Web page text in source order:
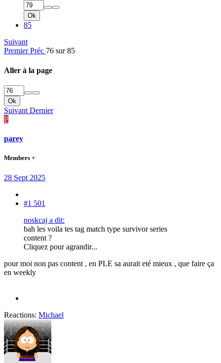
Ok
85
Suivant
Premier Préc 76 sur 85
Aller à la page
Ok
Suivant Dernier
P
parey
Members +
28 Sept 2025
#1 501
noskcaj a dit:
bah les voila tes tag match type survivor series
content ?
Cliquez pour agrandir...
pour moi non pas content , en PLE sa aurait eté mieux , que faire ça
en weekly
Reactions: Michael